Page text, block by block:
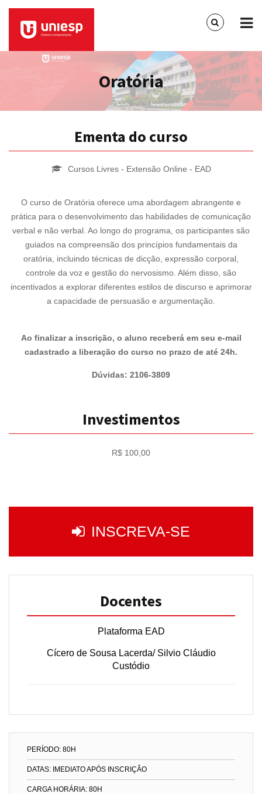
Oratória
Ementa do curso
Cursos Livres - Extensão Online - EAD
O curso de Oratória oferece uma abordagem abrangente e
prática para o desenvolvimento das habilidades de comunicação
verbal e não verbal. Ao longo do programa, os participantes são
guiados na compreensão dos princípios fundamentais da
oratória, incluindo técnicas de dicção, expressão corporal,
controle da voz e gestão do nervosismo. Além disso, são
incentivados a explorar diferentes estilos de discurso e aprimorar
a capacidade de persuasão e argumentação.
Ao finalizar a inscrição, o aluno receberá em seu e-mail
cadastrado a liberação do curso no prazo de até 24h.
Dúvidas: 2106-3809
Investimentos
R$ 100,00
INSCREVA-SE
Docentes
Plataforma EAD
Cícero de Sousa Lacerda/ Silvio Cláudio
Custódio
PERÍODO: 80H
DATAS: IMEDIATO APÓS INSCRIÇÃO
CARGA HORÁRIA: 80H